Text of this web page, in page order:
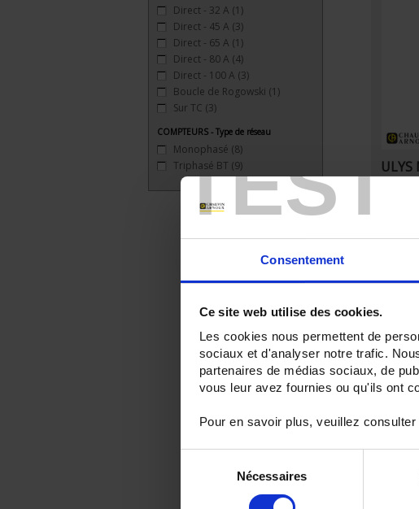
TEST
Consentement
Ce site web utilise des cookies.
Les cookies nous permettent de
sociaux et d'analyser notre trafic.
partenaires de médias sociaux, de
vous leur avez fournies ou qu'ils ont
Pour en savoir plus, veuillez consulter
consentement
Nécessaires
Direct - 32 A (1)
Direct - 45 A (3)
Direct - 65 A (1)
Direct - 80 A (4)
Direct - 100 A (3)
Boucle de Rogowski (1)
Sur TC (3)
COMPTEURS - Type de réseau
Monophasé (8)
Triphasé BT (9)